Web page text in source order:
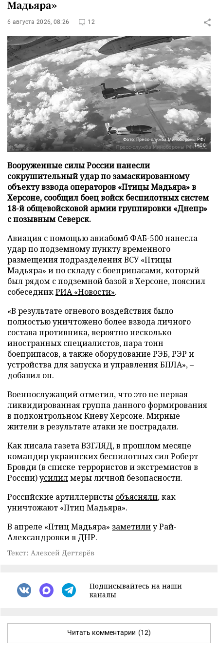
Мадьяра»
6 августа 2026, 08:26 12
Фото: Пресс-служба Минобороны РФ/
ТАСС
Вооруженные силы России нанесли
сокрушительный удар по замаскированному
объекту взвода операторов «Птицы Мадьяра» в
Херсоне, сообщил боец войск беспилотных систем
18-й общевойсковой армии группировки «Днепр»
с позывным Северск.
Авиация с помощью авиабомб ФАБ-500 нанесла
удар по подземному пункту временного
размещения подразделения ВСУ «Птицы
Мадьяра» и по складу с боеприпасами, который
был рядом с подземной базой в Херсоне, пояснил
собеседникРИА «Новости».
«В результате огневого воздействия было
полностью уничтожено более взвода личного
состава противника, вероятно несколько
иностранных специалистов, пара тонн
боеприпасов, а также оборудование РЭБ, РЭР и
устройства для запуска и управления БПЛА», –
добавил он.
Военнослужащий отметил, что это не первая
ликвидированная группа данного формирования
в подконтрольном Киеву Херсоне. Мирные
жители в результате атаки не пострадали.
Как писала газета ВЗГЛЯД, в прошлом месяце
командир украинских беспилотных сил Роберт
Бровди (в списке террористов и экстремистов в
России)усилилмеры личной безопасности.
Российские артиллеристы объясняли, как
уничтожают «Птиц Мадьяра».
В апреле «Птиц Мадьяра» заметилиу Рай-
Александровки в ДНР.
Текст: Алексей Дегтярёв
Подписывайтесь на наши
каналы
Читать комментарии (12)